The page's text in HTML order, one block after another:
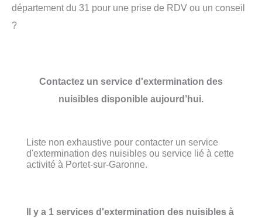
département du 31 pour une prise de RDV ou un conseil
?
Contactez un service d'extermination des
nuisibles disponible aujourd’hui.
Liste non exhaustive pour contacter un service
d'extermination des nuisibles ou service lié à cette
activité à Portet-sur-Garonne.
Il y a 1 services d'extermination des nuisibles à